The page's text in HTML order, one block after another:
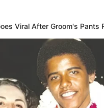
dos Agentes de
denúncia ao JASB: Acesse aqui
precisa de você para
Viral After Groom's Pants